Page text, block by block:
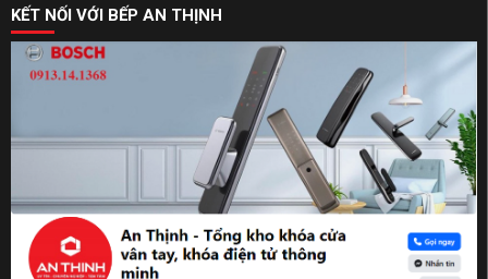
KẾT NỐI VỚI BẾP AN THỊNH